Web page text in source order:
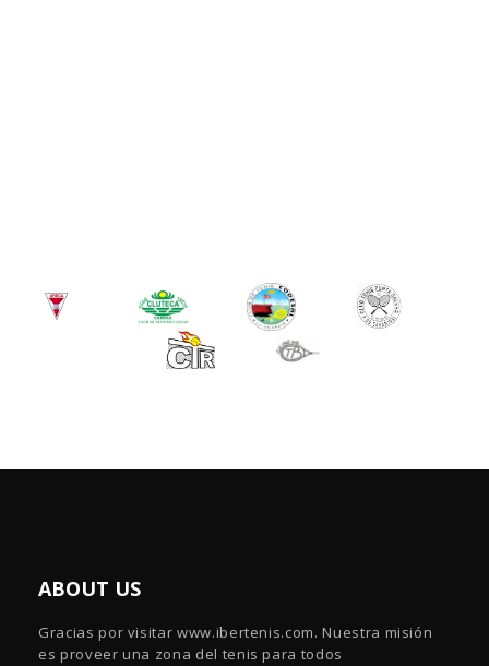
ABOUT US
Gracias por visitar www.ibertenis.com. Nuestra misión
es proveer una zona del tenis para todos